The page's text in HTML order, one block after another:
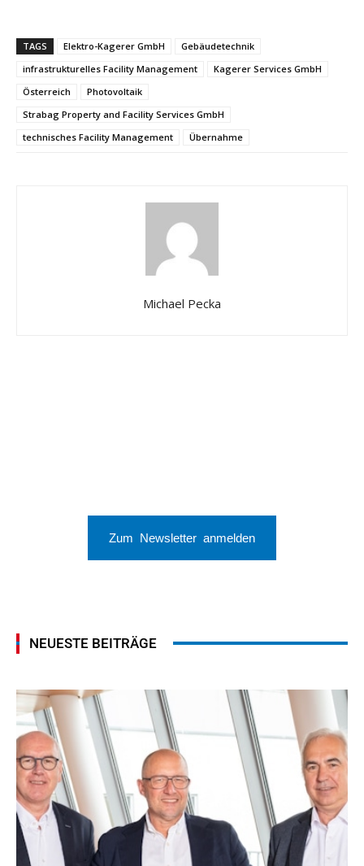
TAGS Elektro-Kagerer GmbH
Gebäudetechnik
infrastrukturelles Facility Management
Kagerer Services GmbH
Österreich
Photovoltaik
Strabag Property and Facility Services GmbH
technisches Facility Management
Übernahme
Michael Pecka
Zum Newsletter anmelden
NEUESTE BEITRÄGE